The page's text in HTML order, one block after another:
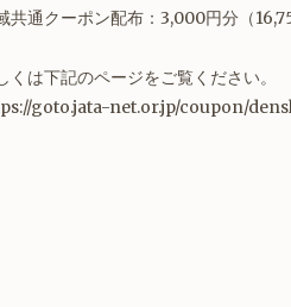
共通クーポン配布：3,000円分（
くは下記のページをご覧ください。
goto.jata-net.or.jp/coupon/